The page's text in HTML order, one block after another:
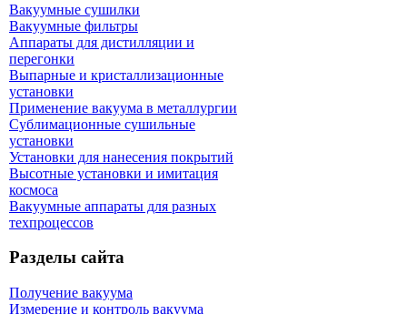
Вакуумные сушилки
Вакуумные фильтры
Аппараты для дистилляции и
перегонки
Выпарные и кристаллизационные
установки
Применение вакуума в металлургии
Сублимационные сушильные
установки
Установки для нанесения покрытий
Высотные установки и имитация
космоса
Вакуумные аппараты для разных
техпроцессов
Разделы сайта
Получение вакуума
Измерение и контроль вакуума